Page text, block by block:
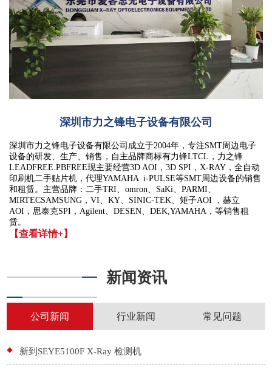
深圳市力之锋电子设备有限公司
深圳市力之锋电子设备有限公司成立于2004年，专注SMT周边电子
设备的研发、生产、销售，自主品牌商标有力锋LTCL，力之锋
LEADFREE.PBFREE现主要经营3D AOI，3D SPI，X-RAY，全自动
印刷机二手贴片机，代理YAMAHA i-PULSE等SMT周边设备的销售
和租赁。主营品牌：二手TRI、omron、SaKi、PARMI、
MIRTECSAMSUNG，VI、KY、SINIC-TEK、矩子AOI ，赫立
AOI，思泰克SPI，Agilent、DESEN、DEK,YAMAHA，等销售租
赁。
【查看详情+】
新闻资讯
公司新闻 行业新闻 常见问题
新到SEYE5100F X-Ray 检测机